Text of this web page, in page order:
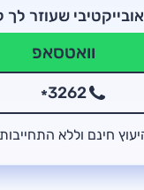
שעוזר לך
וואטסאפ
*3262
חינם וללא התחייבות